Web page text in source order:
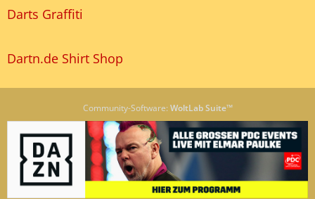
Darts Graffiti
Dartn.de Shirt Shop
Community-Software: WoltLab Suite™